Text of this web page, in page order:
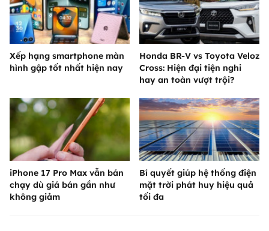
Xếp hạng smartphone màn
hình gập tốt nhất hiện nay
Honda BR-V vs Toyota Veloz
Cross: Hiện đại tiện nghi
hay an toàn vượt trội?
iPhone 17 Pro Max vẫn bán
chạy dù giá bán gần như
không giảm
Bí quyết giúp hệ thống điện
mặt trời phát huy hiệu quả
tối đa